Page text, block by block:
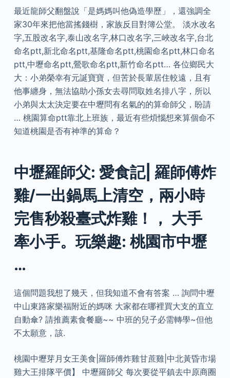
最近龍師父翻盤說「是媽媽叫他偽造學歷」，還強調全
家30年來把他當搖錢樹，家族反目對簿公堂。 淡水改名
字,五股改名字,泰山改名字,林口改名字,三峽改名字,台北
命名ptt,新北命名ptt,基隆命名ptt,桃園命名ptt,林口命名
ptt,中壢命名ptt,鶯歌命名ptt,新竹命名ptt… 各位鄉民大
大：小弟榮幸有元誕寶寶，但苦於長輩居住較遠，且有
他事纏身，無法協助小孫女去尋問取姓名排八字，所以
小弟與太太決定要在中壢問有名氣的的算命師父，盼請
… 桃園算命ptt靠北上班族，最近有些煩惱想來算個命不
知道桃園是否有神準的算命？
中壢羅師父: 愛食記| 羅師傅炸
雞/一出鍋馬上清空，兩小時
完售秒殺臺式炸雞！， 大手
牽小手。玩樂趣: 桃園市中壢
…
這個問題我想了幾天，但我知道不會有答案 … 詢問中壢
中山東路家樂福附近的媽咪 大家都在哪裡買大支的直立
自動傘? 請推薦素食餐廳~~ 中班的兒子必需轉學~但他
不太願意，該.
桃園中壢芽月女王美食|羅師傅炸雞甘蔗雞|中北黃昏市場
雞大王排隊平價】 中壢羅師父 每次要從平鎮去中原商圈